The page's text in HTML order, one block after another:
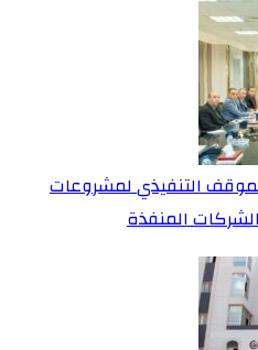
الموقف التنفيذي لمشروعات
المنفذة